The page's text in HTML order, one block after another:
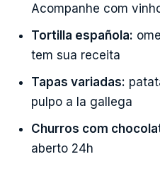
Acompanhe com
Tortilla española:
tem sua receita
Tapas variadas:
pulpo a la gallega
Churros com
aberto 24h